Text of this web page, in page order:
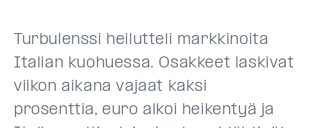
Turbulenssi heilutteli markkinoita
Italian kuohuessa. Osakkeet laskivat
viikon aikana vajaat kaksi
prosenttia, euro alkoi heikentyä ja